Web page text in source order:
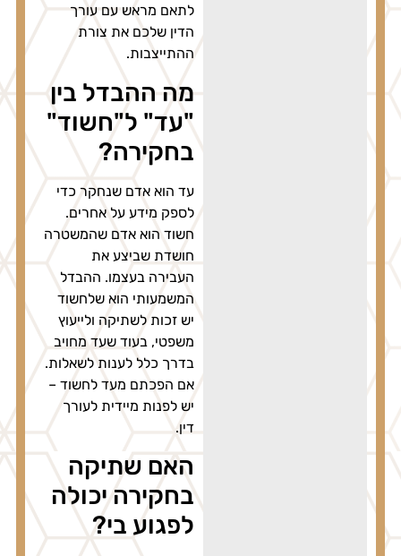
לתאם מראש עם עורך
הדין שלכם את צורת
ההתייצבות.
מה ההבדל בין
"עד" ל"חשוד"
בחקירה?
עד הוא אדם שנחקר כדי
לספק מידע על אחרים.
חשוד הוא אדם שהמשטרה
חושדת שביצע את
העבירה בעצמו. ההבדל
המשמעותי הוא שלחשוד
יש זכות לשתיקה ולייעוץ
משפטי, בעוד שעד מחויב
בדרך כלל לענות לשאלות.
אם הפכתם מעד לחשוד –
יש לפנות מיידית לעורך
דין.
האם שתיקה
בחקירה יכולה
לפגוע בי?